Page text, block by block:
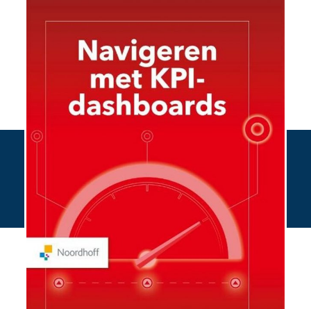
Bestel hier